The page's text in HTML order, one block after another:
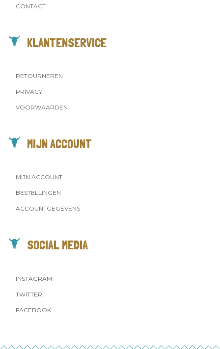
CONTACT
KLANTENSERVICE
RETOURNEREN
PRIVACY
VOORWAARDEN
MIJN ACCOUNT
MIJN ACCOUNT
BESTELLINGEN
ACCOUNTGEGEVENS
SOCIAL MEDIA
INSTAGRAM
TWITTER
FACEBOOK